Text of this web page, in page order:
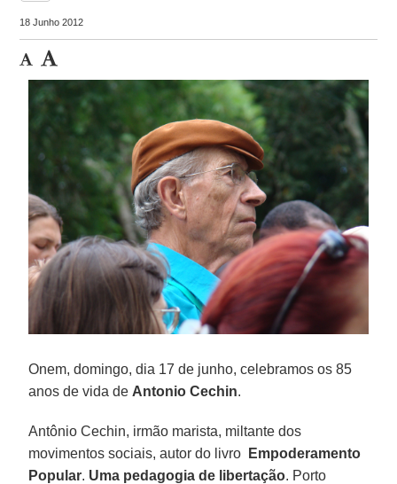
18 Junho 2012
Onem, domingo, dia 17 de junho, celebramos os 85
anos de vida de Antonio Cechin.
Antônio Cechin, irmão marista, miltante dos
movimentos sociais, autor do livro
Empoderamento
Popular. Uma pedagogia de libertação. Porto